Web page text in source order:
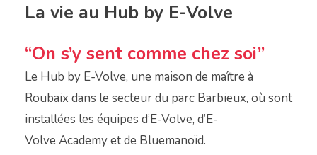
La vie au Hub by E-Volve
“On s’y sent comme chez soi”
Le Hub by E-Volve, une maison de maître à
Roubaix dans le secteur du parc Barbieux, où sont
installées les équipes d’E-Volve, d’E-
Volve Academy et de Bluemanoïd.